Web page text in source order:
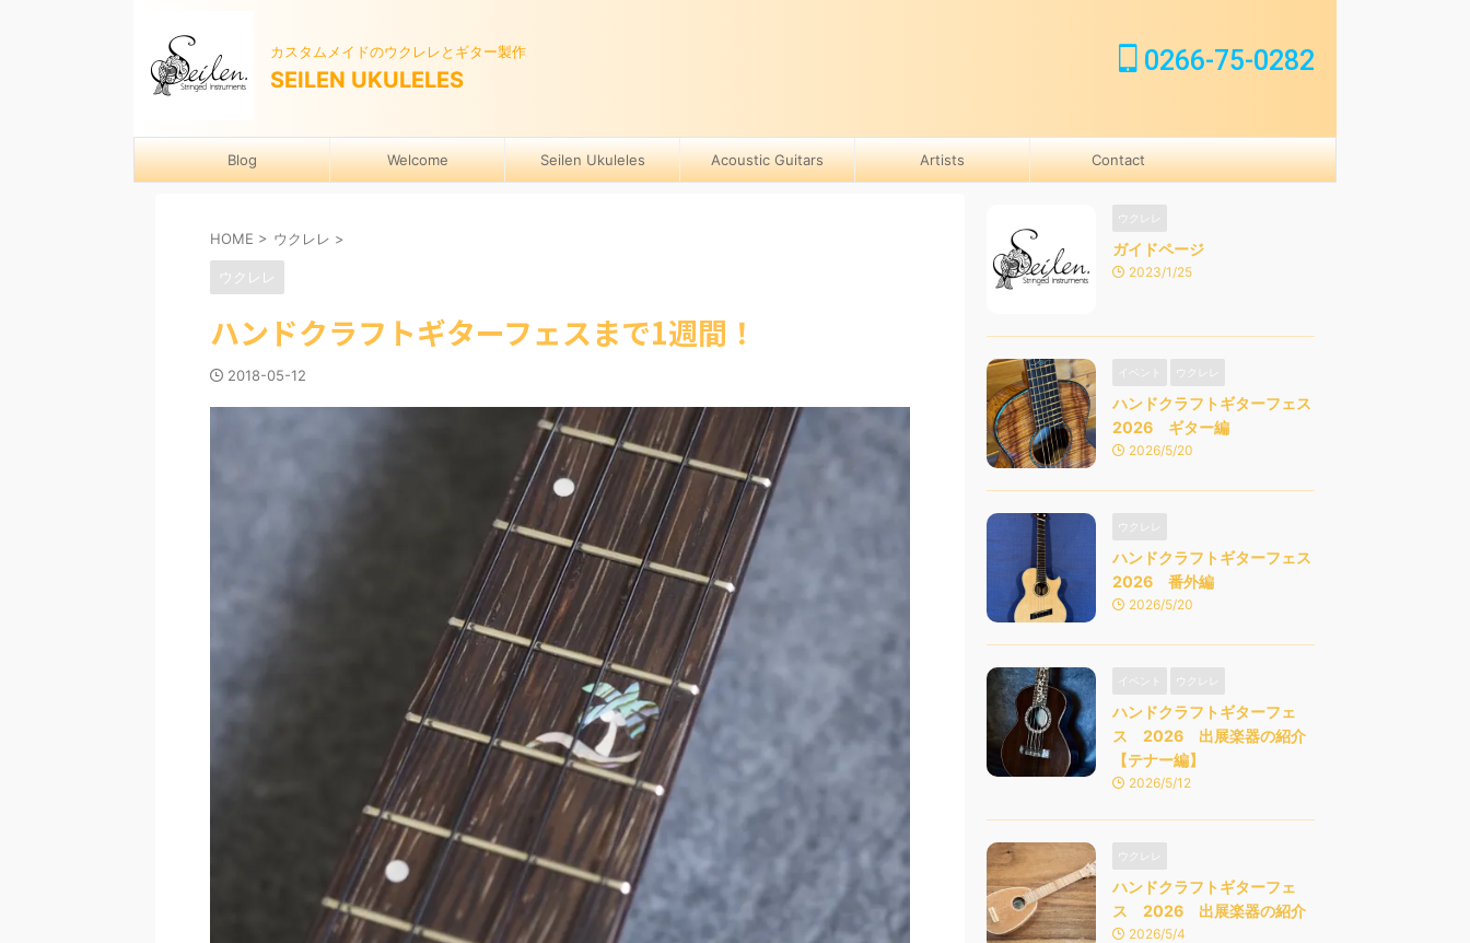
カスタムメイドのウクレレとギター製作
SEILEN UKULELES
0266-75-0282
Blog Welcome Seilen Ukuleles Acoustic Guitars Artists Contact
HOME > ウクレレ >
ウクレレ
ハンドクラフトギターフェスまで1週間！
2018-05-12
ガイドページ
2023/1/25
ハンドクラフトギターフェス
2026 ギター編
2026/5/20
ハンドクラフトギターフェス
2026 番外編
2026/5/20
ハンドクラフトギターフェ
ス 2026 出展楽器の紹介
【テナー編】
2026/5/12
ハンドクラフトギターフェ
ス 2026 出展楽器の紹介
2026/5/4